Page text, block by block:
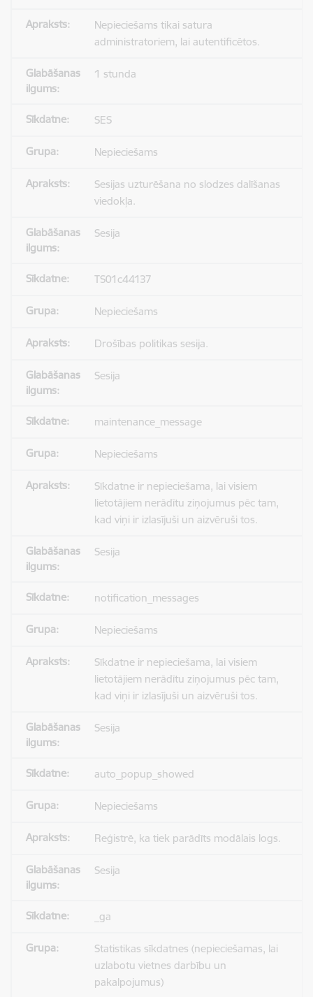
Nepieciešams tikai satura
administratoriem, lai autentificētos.
1 stunda
SES
Nepieciešams
Sesijas uzturēšana no slodzes dalīšanas
viedokļa.
Sesija
TS01c44137
Nepieciešams
Drošības politikas sesija.
Sesija
maintenance_message
Nepieciešams
Sīkdatne ir nepieciešama, lai visiem
lietotājiem nerādītu ziņojumus pēc tam,
kad viņi ir izlasījuši un aizvēruši tos.
Sesija
notification_messages
Nepieciešams
Sīkdatne ir nepieciešama, lai visiem
lietotājiem nerādītu ziņojumus pēc tam,
kad viņi ir izlasījuši un aizvēruši tos.
Sesija
auto_popup_showed
Nepieciešams
Reģistrē, ka tiek parādīts modālais logs.
Sesija
_ga
Statistikas sīkdatnes (nepieciešamas, lai
uzlabotu vietnes darbību un
pakalpojumus)